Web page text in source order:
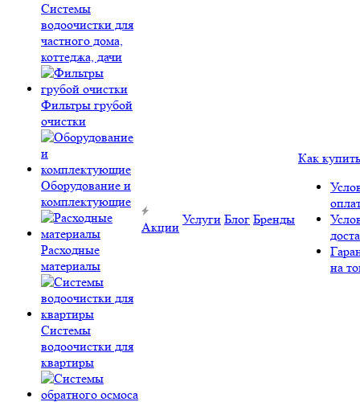
Системы
водоочистки для
частного дома,
коттеджа, дачи
Фильтры грубой
очистки
Оборудование и
комплектующие
Расходные
материалы
Системы
водоочистки для
квартиры
Акции
Услуги Блог Бренды
Как купить
на